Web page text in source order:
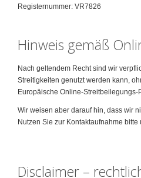
Registernummer: VR7826
Hinweis gemäß
Nach geltendem Recht sind wir
Streitigkeiten genutzt werden kann,
Europäische Online-Streitbeilegungs-
Wir weisen aber darauf hin, dass wir
Nutzen Sie zur Kontaktaufnahme
Disclaimer –